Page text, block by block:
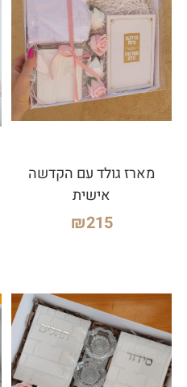
מארז גולד עם הקדשה
אישית
₪215